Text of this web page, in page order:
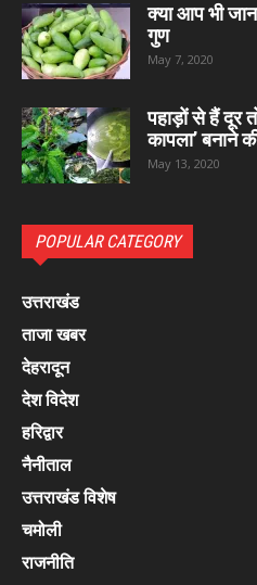
क्या आप भी
गुण
May 7, 2020
पहाड़ों से हैं दूर
कापला’ बनाने
May 13, 2020
POPULAR CATEGORY
उत्तराखंड
ताजा खबर
देहरादून
देश विदेश
हरिद्वार
नैनीताल
उत्तराखंड विशेष
चमोली
राजनीति